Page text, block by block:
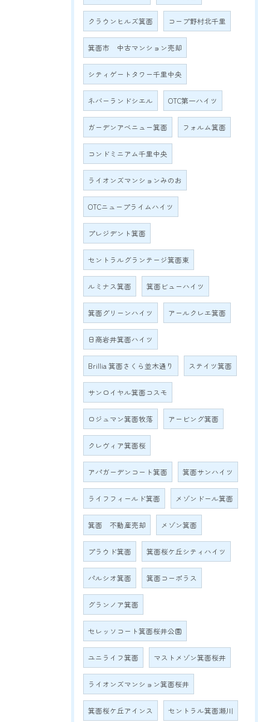
クラウンヒルズ箕面 コープ野村北千里
箕面市 中古マンション売却
シティゲートタワー千里中央
ネバーランドシエル OTC第一ハイツ
ガーデンアベニュー箕面 フォルム箕面
コンドミニアム千里中央
ライオンズマンションみのお
OTCニュープライムハイツ
プレジデント箕面
セントラルグランテージ箕面東
ルミナス箕面 箕面ビューハイツ
箕面グリーンハイツ アールクレエ箕面
日商岩井箕面ハイツ
Brillia 箕面さくら並木通り ステイツ箕面
サンロイヤル箕面コスモ
ロジュマン箕面牧落 アービング箕面
クレヴィア箕面桜
アパガーデンコート箕面 箕面サンハイツ
ライフフィールド箕面 メゾンドール箕面
箕面 不動産売却 メゾン箕面
プラウド箕面 箕面桜ケ丘シティハイツ
パルシオ箕面 箕面コーポラス
グランノア箕面
セレッソコート箕面桜井公園
ユニライフ箕面 マストメゾン箕面桜井
ライオンズマンション箕面桜井
箕面桜ケ丘アインス セントラル箕面瀬川